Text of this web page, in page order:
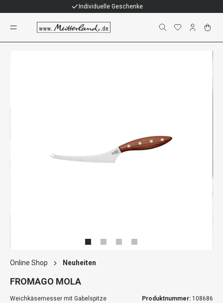
Individuelle Geschenke
Online Shop Neuheiten
FROMAGO MOLA
Weichkäsemesser mit Gabelspitze Produktnummer: 108686